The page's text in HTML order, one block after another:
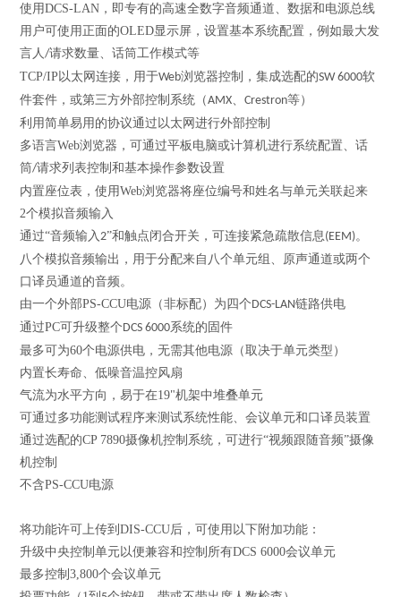
使用DCS-LAN，即专有的高速全数字音频通道、数据和电源总线
用户可使用正面的OLED显示屏，设置基本系统配置，例如最大发
言人 /请求数量、话筒工作模式等
TCP/IP以太网连接，用于Web浏览器控制，集成选配的SW 6000软
件套件，或第三方外部控制系统（AMX、 Crestron等）
利用简单易用的协议通过以太网进行外部控制
多语言Web浏览器，可通过平板电脑或计算机进行系统配置、话
筒/请求列表控制和基本操作参数设置
内置座位表，使用Web浏览器将座位编号和姓名与单元关联起来
2个模拟音频输入
通过“音频输入 2”和触点闭合开关，可连接紧急疏散信息 (EEM)。
八个模拟音频输出，用于分配来自八个单元组、原声通道或两个
口译员通道的音频。
由一个外部PS-CCU电源（非标配）为四个 DCS-LAN链路供电
通过PC可升级整个 DCS 6000系统的固件
最多可为60个电源供电，无需其他电源（取决于单元类型）
内置长寿命、低噪音温控风扇
气流为水平方向，易于在19"机架中堆叠单元
可通过多功能测试程序来测试系统性能、会议单元和口译员装置
通过选配的CP 7890摄像机控制系统，可进行“视频跟随音频”摄像
机控制
不含PS-CCU电源
将功能许可上传到 DIS-CCU后，可使用以下附加功能：
升级中央控制单元以便兼容和控制所有DCS 6000会议单元
最多控制 3,800个会议单元